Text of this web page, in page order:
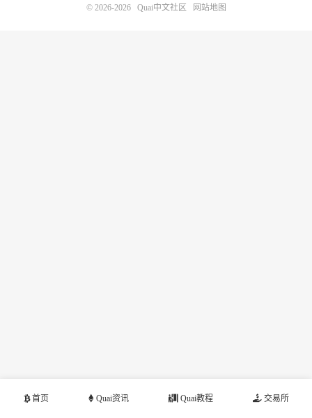
首页 Quai资讯 Quai教程 交易所
© 2026-2026 Quai中文社区 网站地图